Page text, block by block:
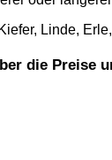
Linde,
die Preise